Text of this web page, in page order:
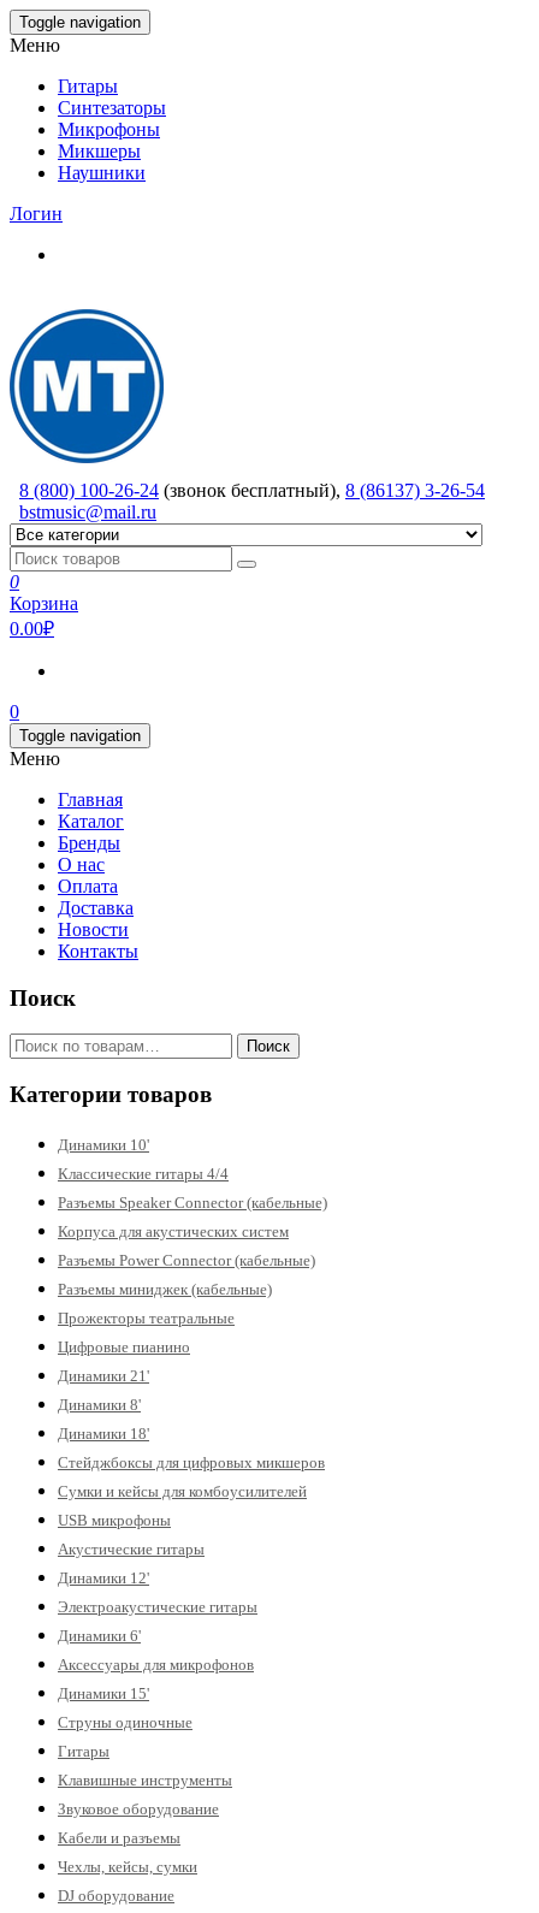
Skip
to
content
Toggle navigation
Меню
Гитары
Синтезаторы
Микрофоны
Микшеры
Наушники
Логин
8 (800) 100-26-24 (звонок бесплатный), 8 (86137) 3-26-54
bstmusic@mail.ru
0
Корзина
0.00₽
0
Toggle navigation
Меню
Главная
Каталог
Бренды
О нас
Оплата
Доставка
Новости
Контакты
Поиск
Искать: Поиск
Категории товаров
Динамики 10'
Классические гитары 4/4
Разъемы Speaker Connector (кабельные)
Корпуса для акустических систем
Разъемы Power Connector (кабельные)
Разъемы миниджек (кабельные)
Прожекторы театральные
Цифровые пианино
Динамики 21'
Динамики 8'
Динамики 18'
Стейджбоксы для цифровых микшеров
Сумки и кейсы для комбоусилителей
USB микрофоны
Акустические гитары
Динамики 12'
Электроакустические гитары
Динамики 6'
Аксессуары для микрофонов
Динамики 15'
Струны одиночные
Гитары
Клавишные инструменты
Звуковое оборудование
Кабели и разъемы
Чехлы, кейсы, сумки
DJ оборудование